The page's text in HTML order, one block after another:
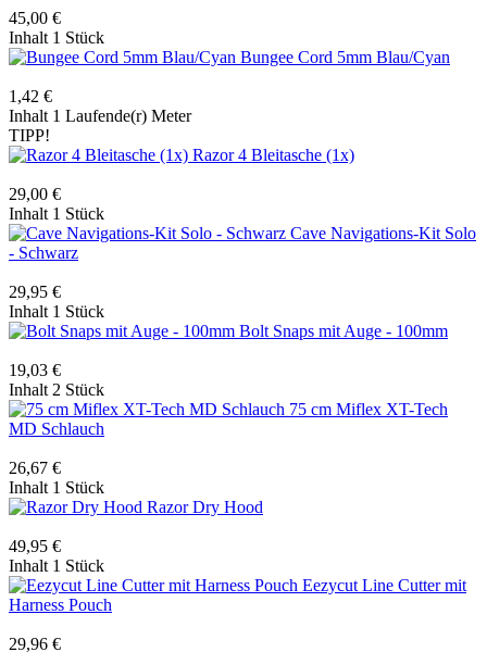
45,00 €
Inhalt 1 Stück
Bungee Cord 5mm Blau/Cyan
1,42 €
Inhalt 1 Laufende(r) Meter
TIPP!
Razor 4 Bleitasche (1x)
29,00 €
Inhalt 1 Stück
Cave Navigations-Kit Solo
- Schwarz
29,95 €
Inhalt 1 Stück
Bolt Snaps mit Auge - 100mm
19,03 €
Inhalt 2 Stück
75 cm Miflex XT-Tech
MD Schlauch
26,67 €
Inhalt 1 Stück
Razor Dry Hood
49,95 €
Inhalt 1 Stück
Eezycut Line Cutter mit
Harness Pouch
29,96 €